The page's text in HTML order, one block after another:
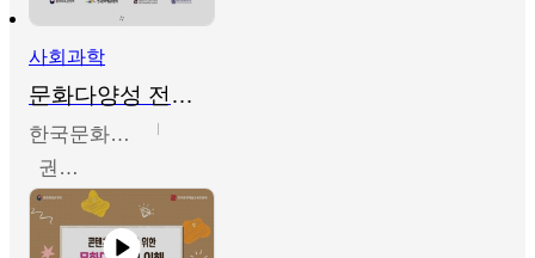
사회과학
문화다양성 전문인력 양성 기본과정 - 문화다양성의 이해
한국문화예술교육진흥원
권숙인 외 8명